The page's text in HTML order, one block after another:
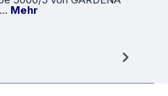
Mehr